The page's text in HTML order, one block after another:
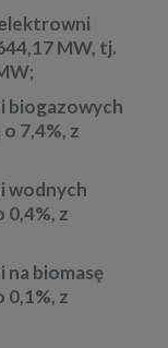
MW, tj.
biogazowych
7,4%, z
wodnych
0,4%, z
biomasę
0,1%, z